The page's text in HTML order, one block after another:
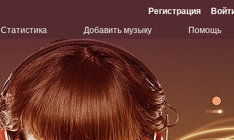
Регистрация
Статистика Добавить музыку Помощь